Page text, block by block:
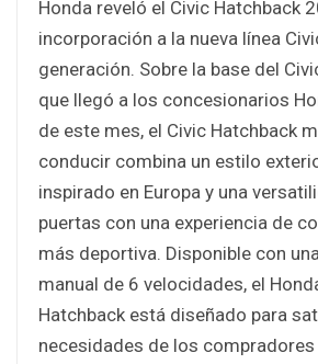
Honda reveló el Civic Hatchback
incorporación a la nueva línea
generación. Sobre la base del
que llegó a los concesionarios
de este mes, el Civic Hatchback
conducir combina un estilo
inspirado en Europa y una
puertas con una experiencia de
más deportiva. Disponible con
manual de 6 velocidades, el
Hatchback está diseñado para
necesidades de los